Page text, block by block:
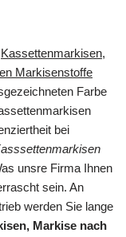
Kassettenmarkisen,
Markisenstoffe
Farbe
bei
unsre Firma Ihnen
sein. An
werden Sie lange
Markise nach